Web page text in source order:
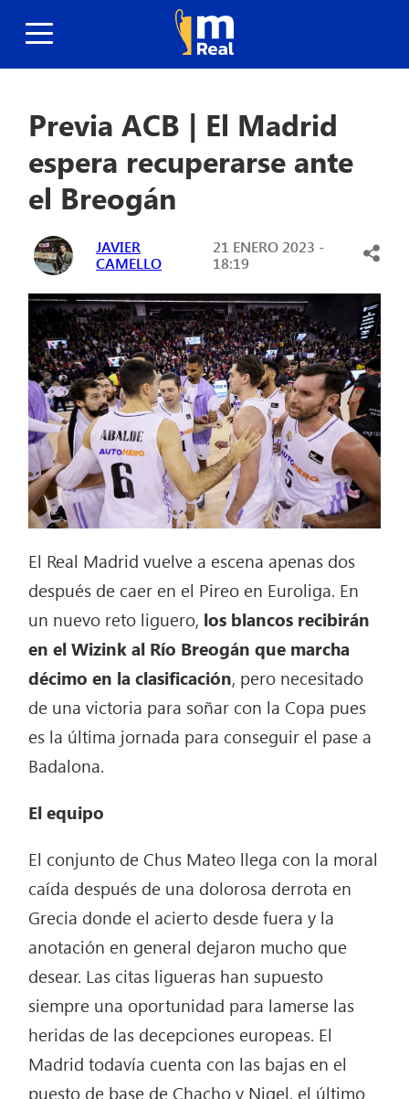
Previa ACB | El Madrid
espera recuperarse ante
el Breogán
JAVIER
CAMELLO
21 ENERO 2023 -
18:19
El Real Madrid vuelve a escena apenas dos
después de caer en el Pireo en Euroliga. En
un nuevo reto liguero, los blancos recibirán
en el Wizink al Río Breogán que marcha
décimo en la clasificación, pero necesitado
de una victoria para soñar con la Copa pues
es la última jornada para conseguir el pase a
Badalona.
El equipo
El conjunto de Chus Mateo llega con la moral
caída después de una dolorosa derrota en
Grecia donde el acierto desde fuera y la
anotación en general dejaron mucho que
desear. Las citas ligueras han supuesto
siempre una oportunidad para lamerse las
heridas de las decepciones europeas. El
Madrid todavía cuenta con las bajas en el
puesto de base de Chacho y Nigel, el último